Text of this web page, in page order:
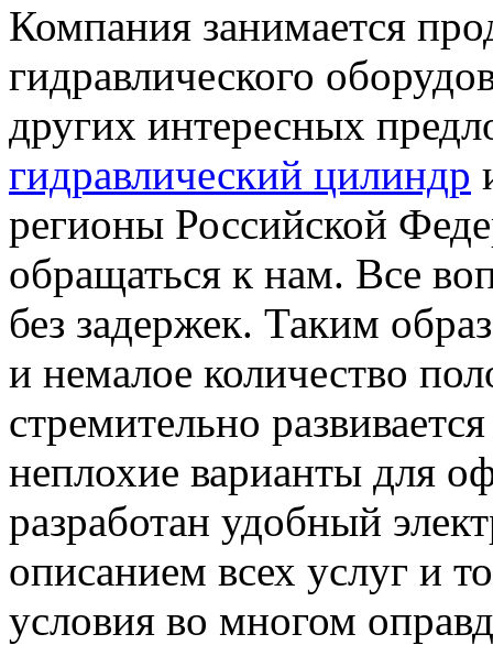
Компания занимается
гидравлического
других интересных
гидравлический цилиндр
регионы Российской
обращаться к нам. Все
без задержек. Таким
и немалое количество
стремительно
неплохие варианты для
разработан удобный
описанием всех услуг и
условия во многом